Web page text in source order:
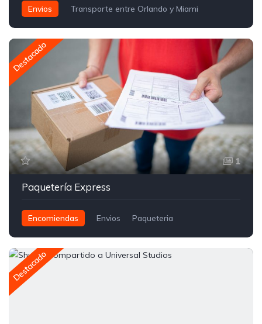
Envios
Transporte entre Orlando y Miami
Destacado
1
Paquetería Express
Encomiendas Envios Paqueteria
Destacado